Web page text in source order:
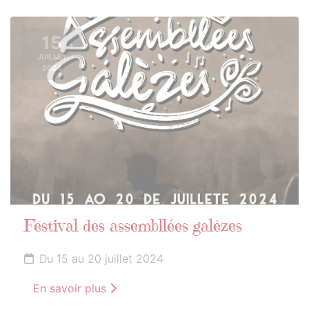
15
JUILLET
2024
Festival des assembllées galèzes
Du 15 au 20 juillet 2024
En savoir plus